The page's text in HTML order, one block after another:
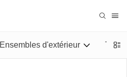
Ensembles d'extérieur